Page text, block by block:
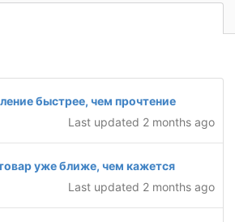
быстрее, чем прочтение
Last updated 2 months ago
уже ближе, чем кажется
Last updated 2 months ago